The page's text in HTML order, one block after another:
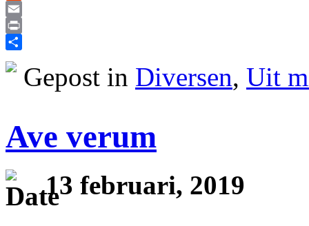
Reddit
Email
Print
Gepost in Diversen, Uit
Ave verum
13 februari, 2019